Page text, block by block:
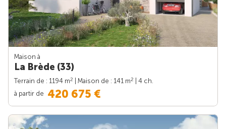
Maison à
La Brède (33)
Terrain de : 1194 m2 | Maison de : 141 m2
| 4 ch.
à partir de 420 675 €